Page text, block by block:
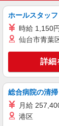
派遣社員
株式会社kotrio /
ホールスタッフ
時給 1,150円
仙台市青葉
詳細
総合病院の清掃
月給
港区